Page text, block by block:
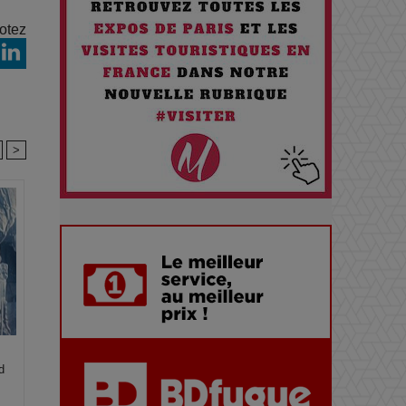
>
Comment Prendre Soin de sa
Santé quand on Roule toute la
Journée
Pourquoi les Petites
Entreprises Créatives Deviennent
les Cibles des Hackers
Les 3 meilleures destinations
pour des vacances sportives !
Quand l'Opéra Rencontre l'IA :
Lola Volonakis, l'Artiste du
Paradoxe qui Chante le Futur